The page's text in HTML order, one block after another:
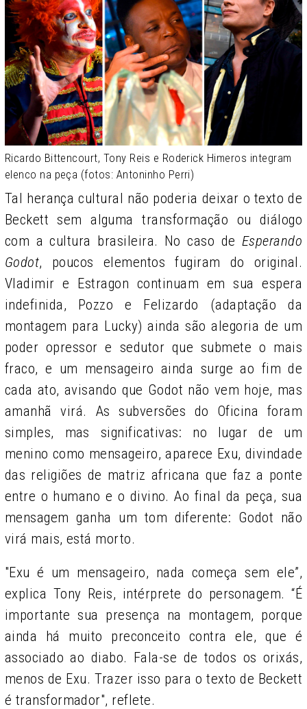
Ricardo Bittencourt, Tony Reis e Roderick Himeros integram
elenco na peça (fotos: Antoninho Perri)
Tal herança cultural não poderia deixar o texto de
Beckett sem alguma transformação ou diálogo
com a cultura brasileira. No caso de Esperando
Godot, poucos elementos fugiram do original.
Vladimir e Estragon continuam em sua espera
indefinida, Pozzo e Felizardo (adaptação da
montagem para Lucky) ainda são alegoria de um
poder opressor e sedutor que submete o mais
fraco, e um mensageiro ainda surge ao fim de
cada ato, avisando que Godot não vem hoje, mas
amanhã virá. As subversões do Oficina foram
simples, mas significativas: no lugar de um
menino como mensageiro, aparece Exu, divindade
das religiões de matriz africana que faz a ponte
entre o humano e o divino. Ao final da peça, sua
mensagem ganha um tom diferente: Godot não
virá mais, está morto.
"Exu é um mensageiro, nada começa sem ele”,
explica Tony Reis, intérprete do personagem. “É
importante sua presença na montagem, porque
ainda há muito preconceito contra ele, que é
associado ao diabo. Fala-se de todos os orixás,
menos de Exu. Trazer isso para o texto de Beckett
é transformador", reflete.